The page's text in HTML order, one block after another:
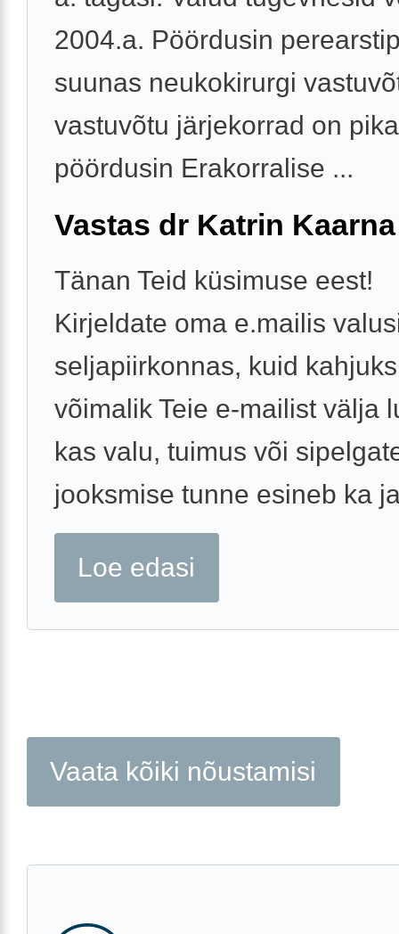
2004.a. Pöördusin
suunas neukokirurgi
vastuvõtu järjekorrad on
pöördusin Erakorralise ...
Vastas dr Katrin Kaarna
Tänan Teid küsimuse eest!
Kirjeldate oma e.mailis
seljapiirkonnas, kuid
võimalik Teie e-mailist välja
kas valu, tuimus või
jooksmise tunne esineb ka
Loe edasi
Vaata kõiki nõustamisi